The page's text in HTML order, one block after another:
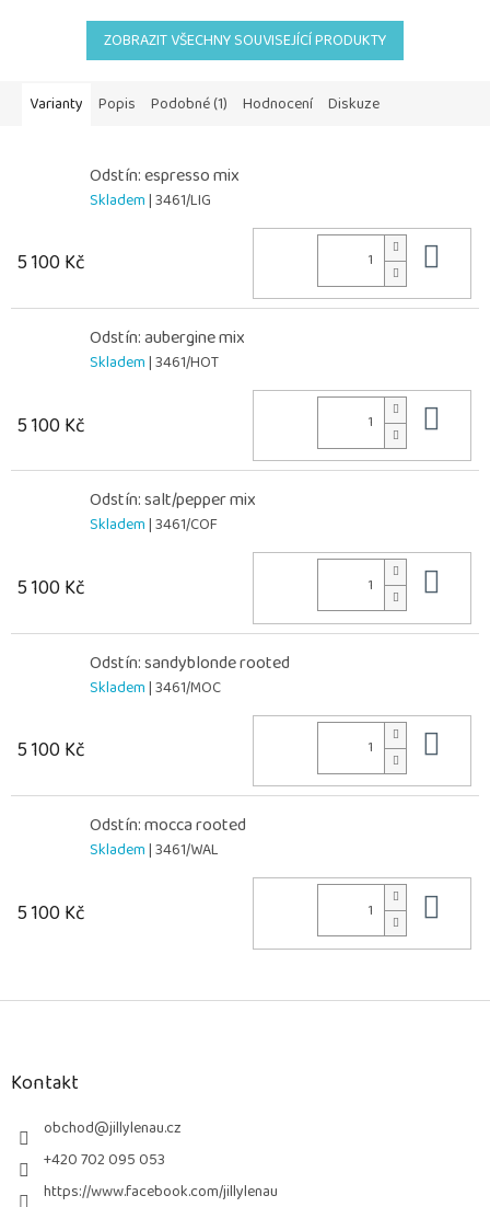
ZOBRAZIT VŠECHNY SOUVISEJÍCÍ PRODUKTY
Varianty Popis Podobné (1) Hodnocení Diskuze
Odstín: espresso mix
Skladem| 3461/LIG
5 100 Kč
Odstín: aubergine mix
Skladem| 3461/HOT
5 100 Kč
Odstín: salt/pepper mix
Skladem| 3461/COF
5 100 Kč
Odstín: sandyblonde rooted
Skladem| 3461/MOC
5 100 Kč
Odstín: mocca rooted
Skladem| 3461/WAL
5 100 Kč
Z
Kontakt
obchod@jillylenau.cz
+420 702 095 053
https://www.facebook.com/jillylenau